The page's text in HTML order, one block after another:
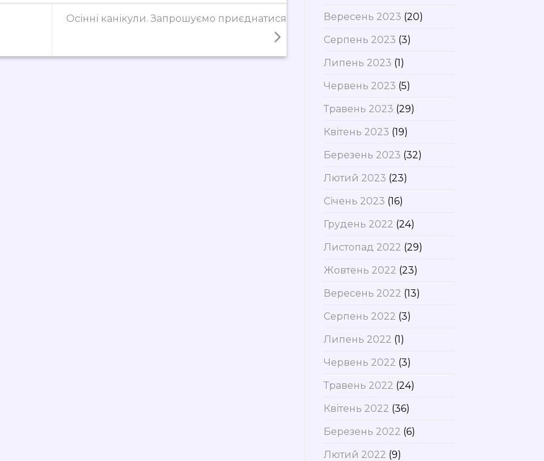
Осінні канікули. Запрошуємо приєднатися
Вересень 2023 (20)
Серпень 2023 (3)
Липень 2023 (1)
Червень 2023 (5)
Травень 2023 (29)
Квітень 2023 (19)
Березень 2023 (32)
Лютий 2023 (23)
Січень 2023 (16)
Грудень 2022 (24)
Листопад 2022 (29)
Жовтень 2022 (23)
Вересень 2022 (13)
Серпень 2022 (3)
Липень 2022 (1)
Червень 2022 (3)
Травень 2022 (24)
Квітень 2022 (36)
Березень 2022 (6)
Лютий 2022 (9)